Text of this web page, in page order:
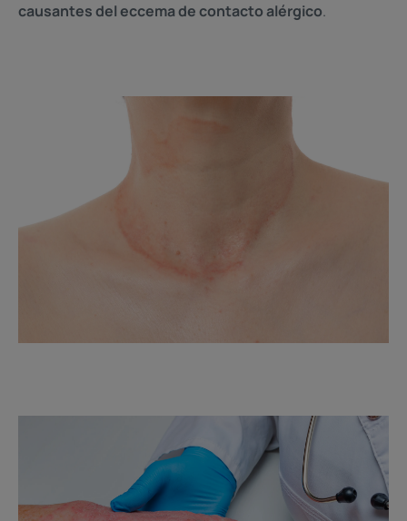
causantes del eccema de contacto alérgico.